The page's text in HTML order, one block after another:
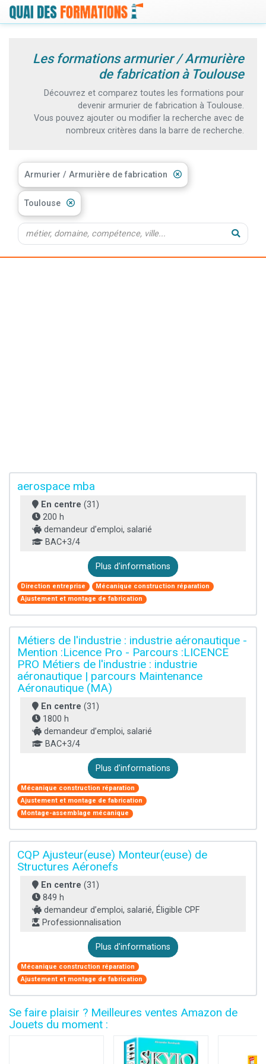
Les formations armurier / Armurière
de fabrication à Toulouse
Découvrez et comparez toutes les formations pour
devenir armurier de fabrication à Toulouse.
Vous pouvez ajouter ou modifier la recherche avec de
nombreux critères dans la barre de recherche.
Armurier / Armurière de fabrication
Toulouse
aerospace mba
En centre (31)
200 h
demandeur d’emploi, salarié
BAC+3/4
Plus d'informations
Direction entreprise
Mécanique construction réparation
Ajustement et montage de fabrication
Métiers de l'industrie : industrie aéronautique -
Mention :Licence Pro - Parcours :LICENCE
PRO Métiers de l'industrie : industrie
aéronautique | parcours Maintenance
Aéronautique (MA)
En centre (31)
1800 h
demandeur d’emploi, salarié
BAC+3/4
Plus d'informations
Mécanique construction réparation
Ajustement et montage de fabrication
Montage-assemblage mécanique
CQP Ajusteur(euse) Monteur(euse) de
Structures Aéronefs
En centre (31)
849 h
demandeur d’emploi, salarié, Éligible CPF
Professionnalisation
Plus d'informations
Mécanique construction réparation
Ajustement et montage de fabrication
Se faire plaisir ? Meilleures ventes Amazon de
Jouets du moment :